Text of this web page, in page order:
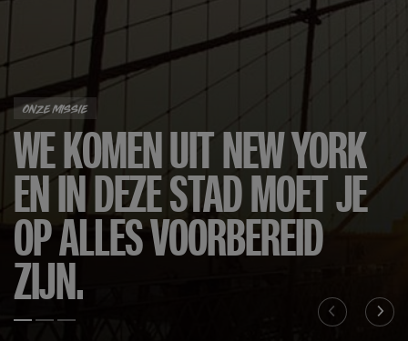
ONZE MISSIE
WE KOMEN UIT NEW YORK
EN IN DEZE STAD MOET JE
OP ALLES VOORBEREID
ZIJN.